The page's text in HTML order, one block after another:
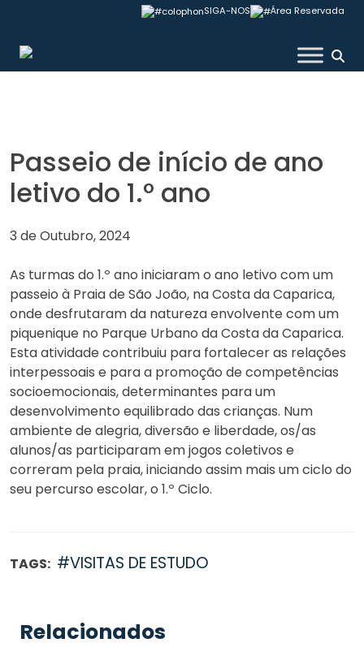
content
SIGA-NOS Área Reservada
Colégio Valsassina
Passeio de início de ano
letivo do 1.º ano
3 de Outubro, 2024
As turmas do 1.º ano iniciaram o ano letivo com um
passeio à Praia de São João, na Costa da Caparica,
onde desfrutaram da natureza envolvente com um
piquenique no Parque Urbano da Costa da Caparica.
Esta atividade contribuiu para fortalecer as relações
interpessoais e para a promoção de competências
socioemocionais, determinantes para um
desenvolvimento equilibrado das crianças. Num
ambiente de alegria, diversão e liberdade, os/as
alunos/as participaram em jogos coletivos e
correram pela praia, iniciando assim mais um ciclo do
seu percurso escolar, o 1.º Ciclo.
TAGS: #VISITAS DE ESTUDO
Relacionados